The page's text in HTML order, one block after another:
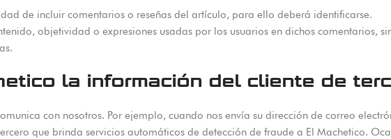
de incluir comentarios o reseñas del artículo, para ello deberá identificarse.
objetividad o expresiones usadas por los usuarios en dichos comentarios,
la información del cliente de
con nosotros. Por ejemplo, cuando nos envía su dirección de correo
que brinda servicios automáticos de detección de fraude a El Machetico.